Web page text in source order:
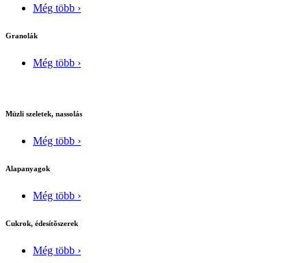
Még több ›
Granolák
Még több ›
Müzli szeletek, nassolás
Még több ›
Alapanyagok
Még több ›
Cukrok, édesítõszerek
Még több ›